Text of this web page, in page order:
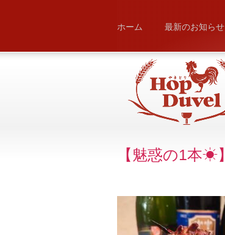
ホーム 最新のお知らせ
【魅惑の1本☀】